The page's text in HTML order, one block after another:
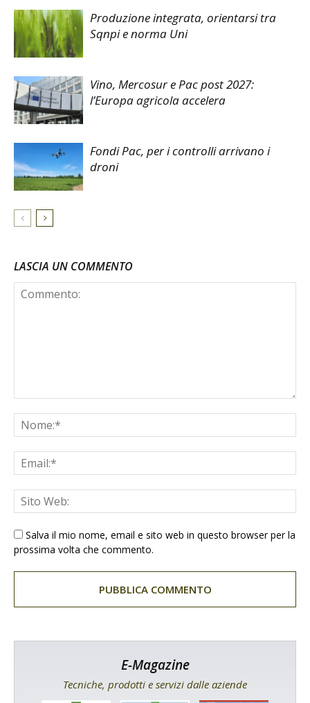
Produzione integrata, orientarsi tra
Sqnpi e norma Uni
Vino, Mercosur e Pac post 2027:
l’Europa agricola accelera
Fondi Pac, per i controlli arrivano i
droni
LASCIA UN COMMENTO
Salva il mio nome, email e sito web in questo browser per la
prossima volta che commento.
E-Magazine
Tecniche, prodotti e servizi dalle aziende